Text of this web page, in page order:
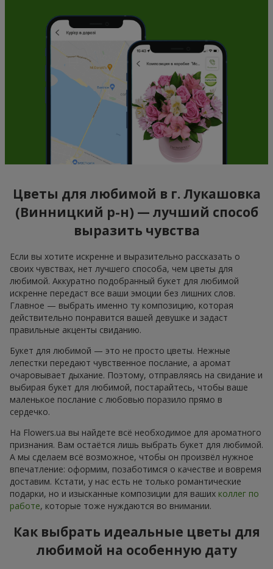
Цветы для любимой в г. Лукашовка
(Винницкий р-н) — лучший способ
выразить чувства
Если вы хотите искренне и выразительно рассказать о
своих чувствах, нет лучшего способа, чем цветы для
любимой. Аккуратно подобранный букет для любимой
искренне передаст все ваши эмоции без лишних слов.
Главное — выбрать именно ту композицию, которая
действительно понравится вашей девушке и задаст
правильные акценты свиданию.
Букет для любимой — это не просто цветы. Нежные
лепестки передают чувственное послание, а аромат
очаровывает дыхание. Поэтому, отправляясь на свидание и
выбирая букет для любимой, постарайтесь, чтобы ваше
маленькое послание с любовью поразило прямо в
сердечко.
На Flowers.ua вы найдете всё необходимое для ароматного
признания. Вам остаётся лишь выбрать букет для любимой.
А мы сделаем всё возможное, чтобы он произвёл нужное
впечатление: оформим, позаботимся о качестве и вовремя
доставим. Кстати, у нас есть не только романтические
подарки, но и изысканные композиции для ваших коллег по
работе, которые тоже нуждаются во внимании.
Как выбрать идеальные цветы для
любимой на особенную дату